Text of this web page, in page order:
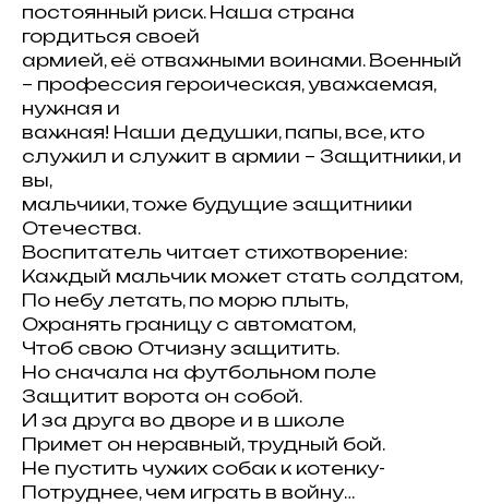
постоянный риск. Наша страна
гордиться своей
армией, её отважными воинами. Военный
– профессия героическая, уважаемая,
нужная и
важная! Наши дедушки, папы, все, кто
служил и служит в армии – Защитники, и
вы,
мальчики, тоже будущие защитники
Отечества.
Воспитатель читает стихотворение:
Каждый мальчик может стать солдатом,
По небу летать, по морю плыть,
Охранять границу с автоматом,
Чтоб свою Отчизну защитить.
Но сначала на футбольном поле
Защитит ворота он собой.
И за друга во дворе и в школе
Примет он неравный, трудный бой.
Не пустить чужих собак к котенку-
Потруднее, чем играть в войну…